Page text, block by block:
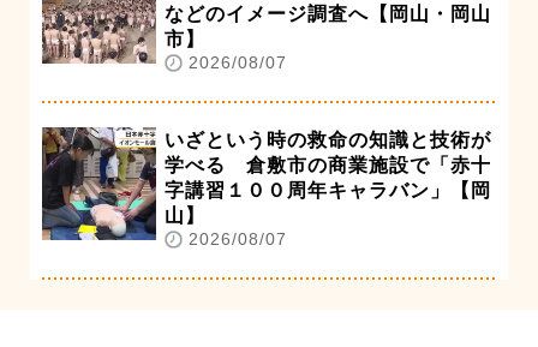
などのイメージ調査へ【岡山・岡山
市】
2026/08/07
いざという時の救命の知識と技術が
学べる 倉敷市の商業施設で「赤十
字講習１００周年キャラバン」【岡
山】
2026/08/07